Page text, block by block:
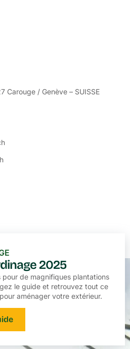
Carouge / Genève – SUISSE
2025
pour de magnifiques plantations
le guide et retrouvez tout ce
aménager votre extérieur.